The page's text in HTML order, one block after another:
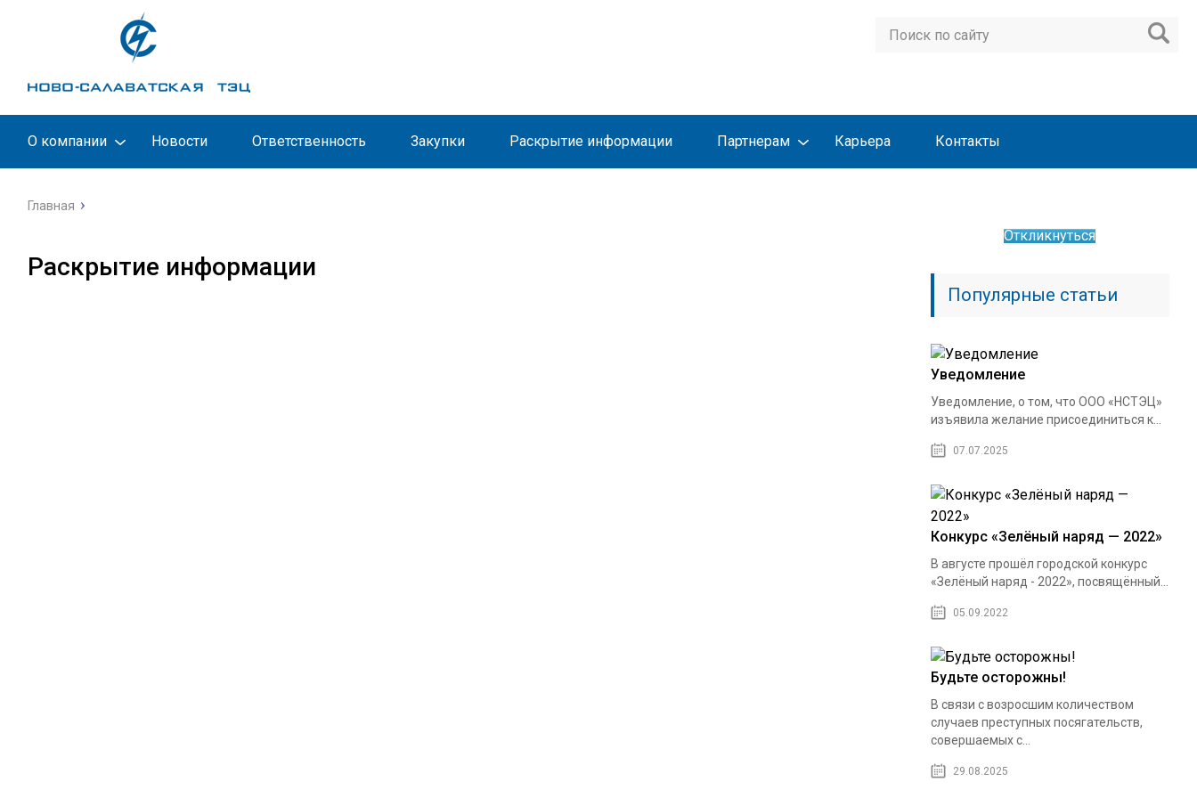
О компании Новости Ответственность Закупки Раскрытие информации Партнерам Карьера Контакты
Главная
Раскрытие информации
Откликнуться
Популярные статьи
Уведомление
Уведомление, о том, что ООО «НСТЭЦ»
изъявила желание присоединиться к...
07.07.2025
Конкурс «Зелёный наряд — 2022»
В августе прошёл городской конкурс
«Зелёный наряд - 2022», посвящённый...
05.09.2022
Будьте осторожны!
В связи с возросшим количеством
случаев преступных посягательств,
совершаемых с...
29.08.2025